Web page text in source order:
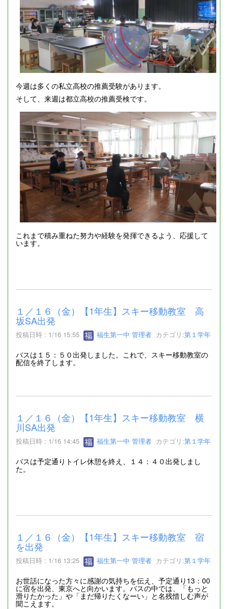
今週は多くの私立高校の推薦受験があります。
そして、来週は都立高校の推薦受検です。
これまで積み重ねた努力や経験を発揮できるよう、応援して
います。
１／１６（金）【1年生】スキー移動教室 高
坂SA出発
投稿日時 : 1/16 15:55 福生第一中 管理者 カテゴリ:第１学年
バスは１５：５０出発しました。これで、スキー移動教室の
配信を終了します。
１／１６（金）【1年生】スキー移動教室 横
川SA出発
投稿日時 : 1/16 14:45 福生第一中 管理者 カテゴリ:第１学年
バスは予定通りトイレ休憩を終え、１４：４０出発しまし
た。
１／１６（金）【1年生】スキー移動教室 宿
を出発
投稿日時 : 1/16 13:25 福生第一中 管理者 カテゴリ:第１学年
お世話になった方々に感謝の気持ちを伝え、予定通り13：00
に宿を出発、東京へと向かいます。バスの中では、「もっと
滑りたかった」や「まだ帰りたくなーい」と名残惜しむ声が
聞こえます。